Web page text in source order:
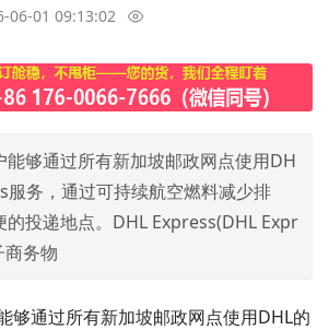
06-01 09:13:02
能够通过所有新加坡邮政网点使用DH
服务，通过可持续航空燃料减少排
的投递地点。DHL Express(DHL Expr
商务物
够通过所有新加坡邮政网点使用DHL的